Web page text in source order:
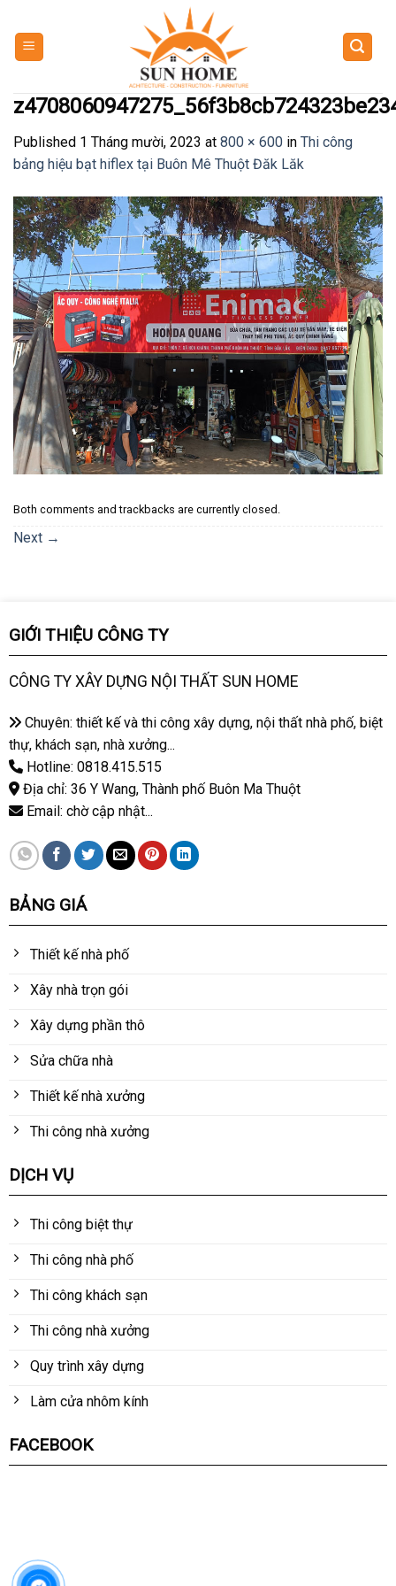
content
Published 1 Tháng mười, 2023 at 800 × 600 in Thi công
bảng hiệu bạt hiflex tại Buôn Mê Thuột Đăk Lăk
Both comments and trackbacks are currently closed.
Next →
GIỚI THIỆU CÔNG TY
CÔNG TY XÂY DỰNG NỘI THẤT SUN HOME
Chuyên: thiết kế và thi công xây dựng, nội thất nhà phố, biệt
thự, khách sạn, nhà xưởng...
Hotline: 0818.415.515
Địa chỉ: 36 Y Wang, Thành phố Buôn Ma Thuột
Email: chờ cập nhật...
BẢNG GIÁ
Thiết kế nhà phố
Xây nhà trọn gói
Xây dựng phần thô
Sửa chữa nhà
Thiết kế nhà xưởng
Thi công nhà xưởng
DỊCH VỤ
Thi công biệt thự
Thi công nhà phố
Thi công khách sạn
Thi công nhà xưởng
Quy trình xây dựng
Làm cửa nhôm kính
FACEBOOK